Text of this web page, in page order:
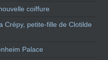
coiffure
Crépy, petite-fille de Clotilde
Palace